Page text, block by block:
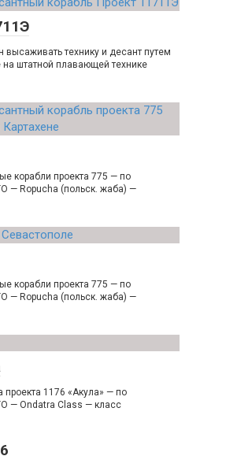
высаживать технику и десант путем
на штатной плавающей технике
корабли проекта 775 — по
— Ropucha (польск. жаба) —
корабли проекта 775 — по
— Ropucha (польск. жаба) —
проекта 1176 «Акула» — по
— Ondatra Class — класс